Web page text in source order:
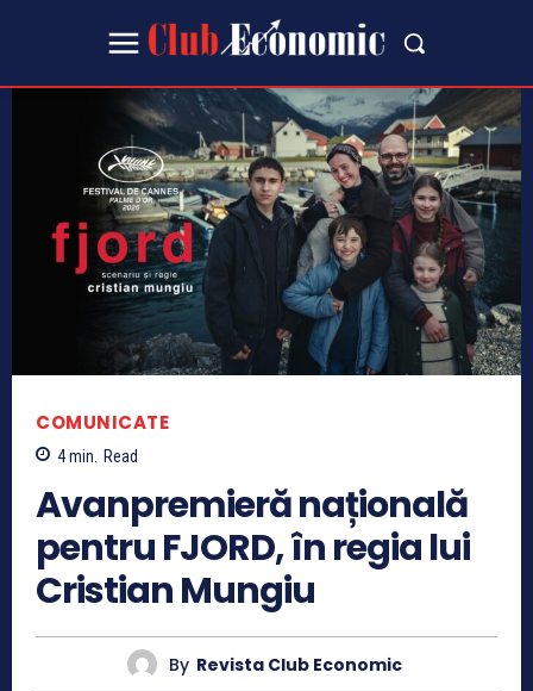
COMUNICATE
4min. Read
Avanpremieră națională
pentru FJORD, în regia lui
Cristian Mungiu
By Revista Club Economic